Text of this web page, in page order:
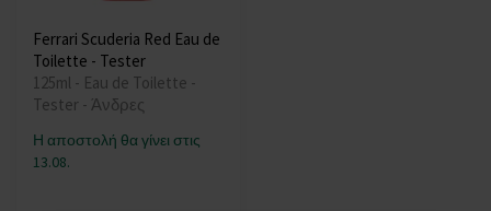
Ferrari Scuderia Red Eau de
Toilette - Tester
125ml - Eau de Toilette -
Tester - Άνδρες
Η αποστολή θα γίνει στις
13.08.